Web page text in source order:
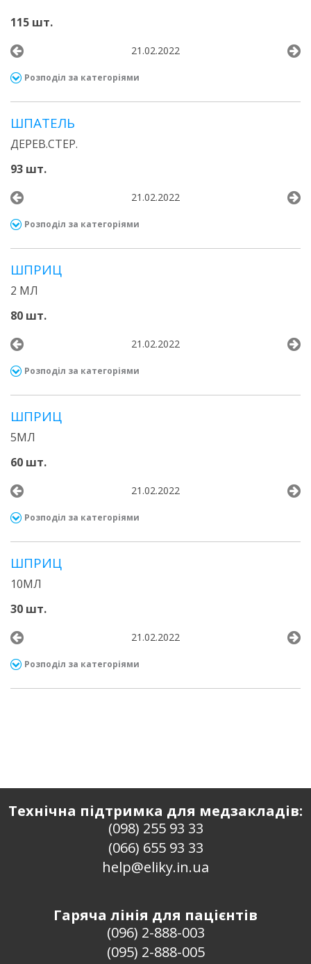
115 шт.
21.02.2022
Розподіл за категоріями
ШПАТЕЛЬ
ДЕРЕВ.СТЕР.
93 шт.
21.02.2022
Розподіл за категоріями
ШПРИЦ
2 МЛ
80 шт.
21.02.2022
Розподіл за категоріями
ШПРИЦ
5МЛ
60 шт.
21.02.2022
Розподіл за категоріями
ШПРИЦ
10МЛ
30 шт.
21.02.2022
Розподіл за категоріями
Технічна підтримка для медзакладів:
(098) 255 93 33
(066) 655 93 33
help@eliky.in.ua
Гаряча лінія для пацієнтів
(096) 2-888-003
(095) 2-888-005